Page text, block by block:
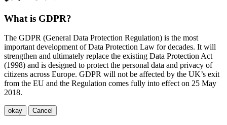
What is GDPR?
The GDPR (General Data Protection Regulation) is the most
important development of Data Protection Law for decades. It will
strengthen and ultimately replace the existing Data Protection Act
(1998) and is designed to protect the personal data and privacy of
citizens across Europe. GDPR will not be affected by the UK’s exit
from the EU and the Regulation comes fully into effect on 25 May
2018.
okay Cancel